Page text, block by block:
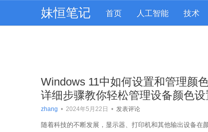
妹恒笔记 首页 人工智能 技术
Windows 11中如何设置和管理颜
详细步骤教你轻松管理设备颜色设
zhang • 2024年5月22日 • 发表评论
随着科技的不断发展，显示器、打印机和其他输出设备在